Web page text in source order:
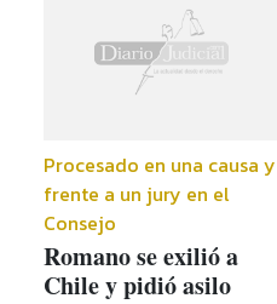
Procesado en una causa y
frente a un jury en el
Consejo
Romano se exilió a
Chile y pidió asilo